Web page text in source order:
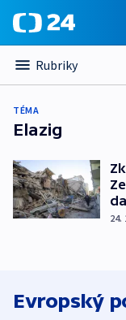
Rubriky
TÉMA
Elazig
24.
Evropský